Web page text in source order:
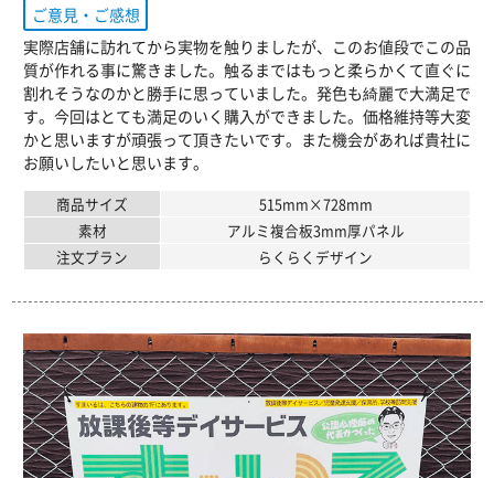
ご意見・ご感想
実際店舗に訪れてから実物を触りましたが、このお値段でこの品
質が作れる事に驚きました。触るまではもっと柔らかくて直ぐに
割れそうなのかと勝手に思っていました。発色も綺麗で大満足で
す。今回はとても満足のいく購入ができました。価格維持等大変
かと思いますが頑張って頂きたいです。また機会があれば貴社に
お願いしたいと思います。
商品サイズ
515mm×728mm
素材
アルミ複合板3mm厚パネル
注文プラン
らくらくデザイン